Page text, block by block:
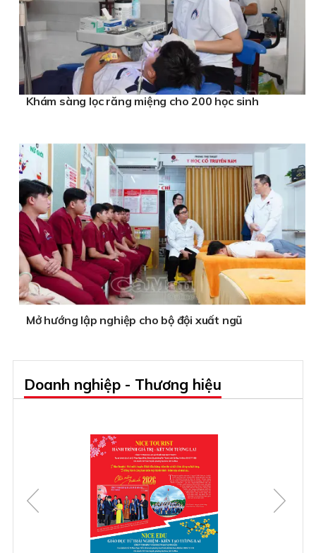
Khám sàng lọc răng miệng cho 200 học sinh
Mở hướng lập nghiệp cho bộ đội xuất ngũ
Doanh nghiệp - Thương hiệu